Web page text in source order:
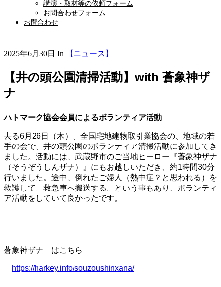
講演・取材等の依頼フォーム
お問合わせフォーム
お問合わせ
2025年6月30日 In 【ニュース】
【井の頭公園清掃活動】with 蒼象神ザ
ナ
ハトマーク協会会員によるボランティア活動
去る6月26日（木）、全国宅地建物取引業協会の、地域の若
手の会で、井の頭公園のボランティア清掃活動に参加してき
ました。活動には、武蔵野市のご当地ヒーロー『蒼象神ザナ
（そうぞうしんザナ）』にもお越しいただき、約1時間30分
行いました。途中、倒れたご婦人（熱中症？と思われる）を
救護して、救急車へ搬送する。という事もあり、ボランティ
ア活動をしていて良かったです。
蒼象神ザナ はこちら
https://harkey.info/souzoushinxana/